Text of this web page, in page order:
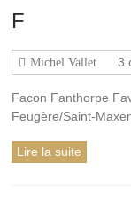
F
Michel Vallet 3
Facon Fanthorpe
Feugère/Saint-
Lire la suite